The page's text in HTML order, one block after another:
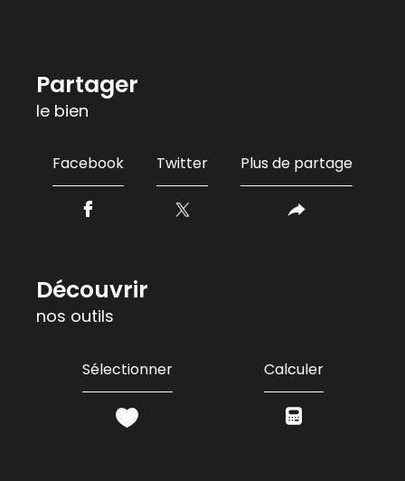
partager
le bien
Facebook Twitter Plus de partage
découvrir
nos outils
Sélectionner Calculer